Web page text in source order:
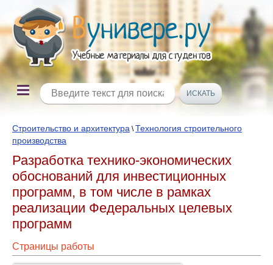
Строительство и архитектура \Технология строительного
производства
Разработка технико-экономических
обоснований для инвестиционных
программ, в том числе в рамках
реализации Федеральных целевых
программ
Страницы работы